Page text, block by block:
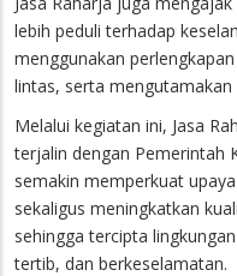
lebih peduli terhadap
menggunakan
lintas, serta
Melalui kegiatan ini, Jasa
terjalin dengan Pemerintah
semakin memperkuat
sekaligus meningkatkan
sehingga tercipta
tertib, dan berkeselamatan.